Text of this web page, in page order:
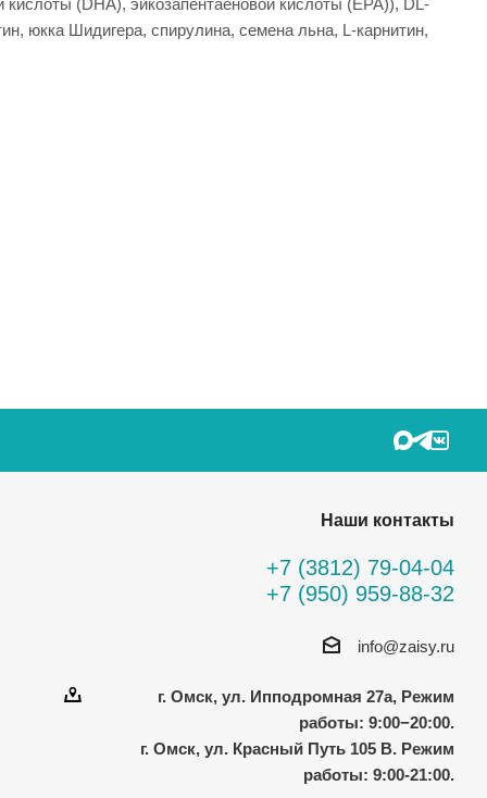
(DHA), эйкозапентаеновой кислоты (EPA)), DL-
юкка Шидигера, спирулина, семена льна, L-карнитин,
Наши контакты
+7 (3812) 79-04-04
+7 (950) 959-88-32
info@zaisy.ru
г. Омск, ул. Ипподромная 27а, Режим
работы: 9:00−20:00.
г. Омск, ул. Красный Путь 105 В. Режим
работы: 9:00-21:00.